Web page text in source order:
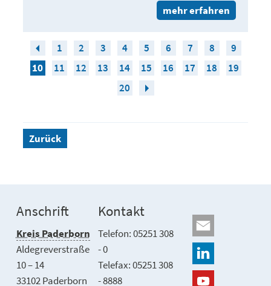
mehr erfahren
1 2 3 4 5 6 7 8
9
10
11 12 13 14 15 16 17 18
19
20
Zurück
Anschrift
Kreis Paderborn
Aldegreverstraße
10 – 14
33102 Paderborn
Kontakt
Telefon: 05251 308
- 0
Telefax: 05251 308
- 8888